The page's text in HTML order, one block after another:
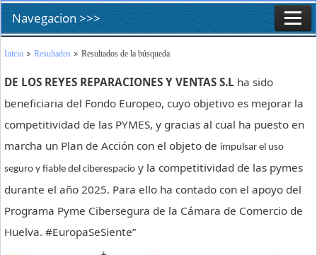
Navegacion >>>
Inicio
Tienda Online
Contacto y localización
Inicio Resultados Resultados de la búsqueda
DE LOS REYES REPARACIONES Y VENTAS S.L ha sido
beneficiaria del Fondo Europeo, cuyo objetivo es mejorar la
competitividad de las PYMES, y gracias al cual ha puesto en
marcha un Plan de Acción con el objeto de impulsar el uso
seguro y fiable del ciberespacio y la competitividad de las pymes
durante el año 2025. Para ello ha contado con el apoyo del
Programa Pyme Cibersegura de la Cámara de Comercio de
Huelva. #EuropaSeSiente”